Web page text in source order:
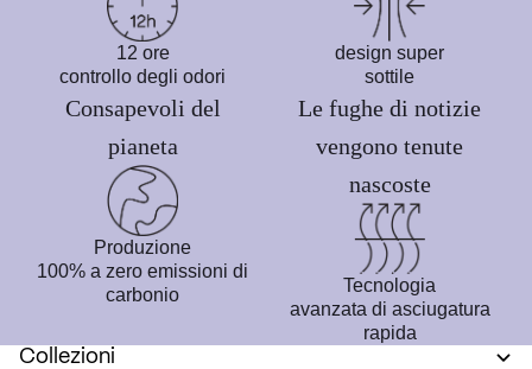
12 ore
controllo degli odori
design super
sottile
Consapevoli del
pianeta
Produzione
100% a zero emissioni di
carbonio
Le fughe di notizie
vengono tenute
nascoste
Tecnologia
avanzata di asciugatura
rapida
Collezioni